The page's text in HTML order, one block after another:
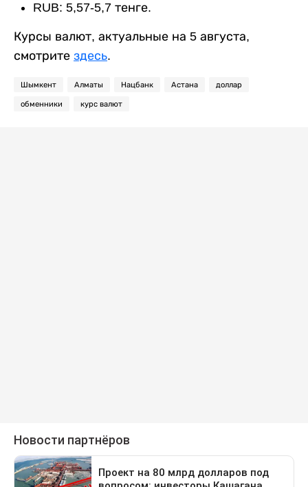
RUB: 5,57-5,7 тенге.
Курсы валют, актуальные на 5 августа,
смотрите здесь.
Шымкент Алматы Нацбанк Астана доллар
обменники курс валют